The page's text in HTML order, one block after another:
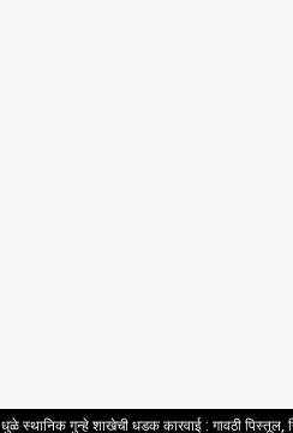
धुळे स्थानिक गुन्हे शाखेची धडक कारवाई : गावठी पिस्तूल,